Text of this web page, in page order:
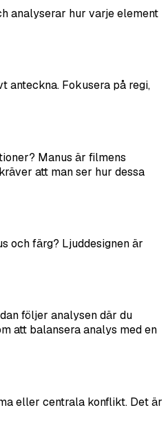
analyserar hur varje element
anteckna. Fokusera på regi,
Manus är filmens
att man ser hur dessa
och färg? Ljuddesignen är
följer analysen där du
att balansera analys med en
eller centrala konflikt. Det är